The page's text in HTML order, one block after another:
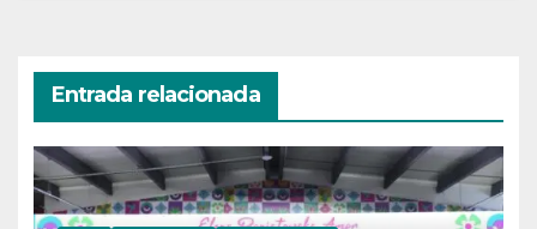
Entrada relacionada